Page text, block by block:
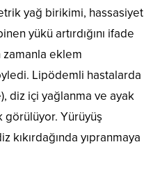
yağ birikimi, hassasiyet
yükü artırdığını ifade
eklem
Lipödemli hastalarda
diz içi yağlanma ve ayak
görülüyor. Yürüyüş
kıkırdağında yıpranmaya